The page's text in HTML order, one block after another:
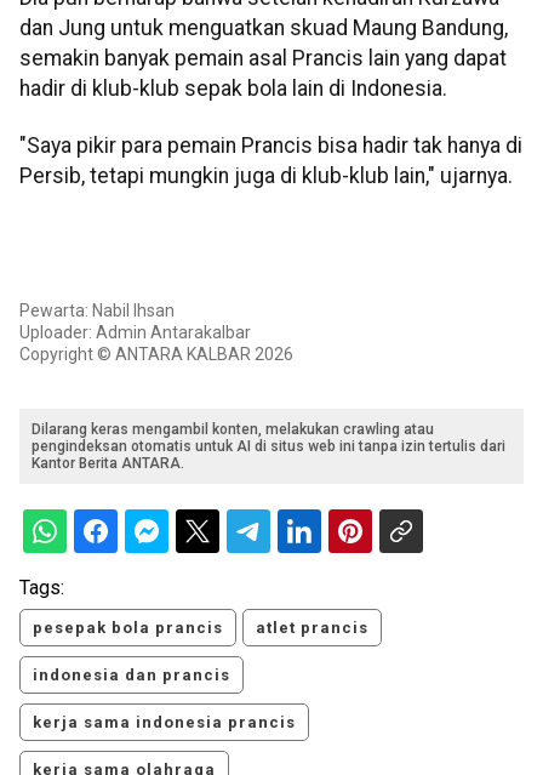
dan Jung untuk menguatkan skuad Maung Bandung,
semakin banyak pemain asal Prancis lain yang dapat
hadir di klub-klub sepak bola lain di Indonesia.
"Saya pikir para pemain Prancis bisa hadir tak hanya di
Persib, tetapi mungkin juga di klub-klub lain," ujarnya.
Pewarta: Nabil Ihsan
Uploader: Admin Antarakalbar
Copyright © ANTARA KALBAR 2026
Dilarang keras mengambil konten, melakukan crawling atau
pengindeksan otomatis untuk AI di situs web ini tanpa izin tertulis dari
Kantor Berita ANTARA.
Tags:
pesepak bola prancis atlet prancis
indonesia dan prancis
kerja sama indonesia prancis
kerja sama olahraga